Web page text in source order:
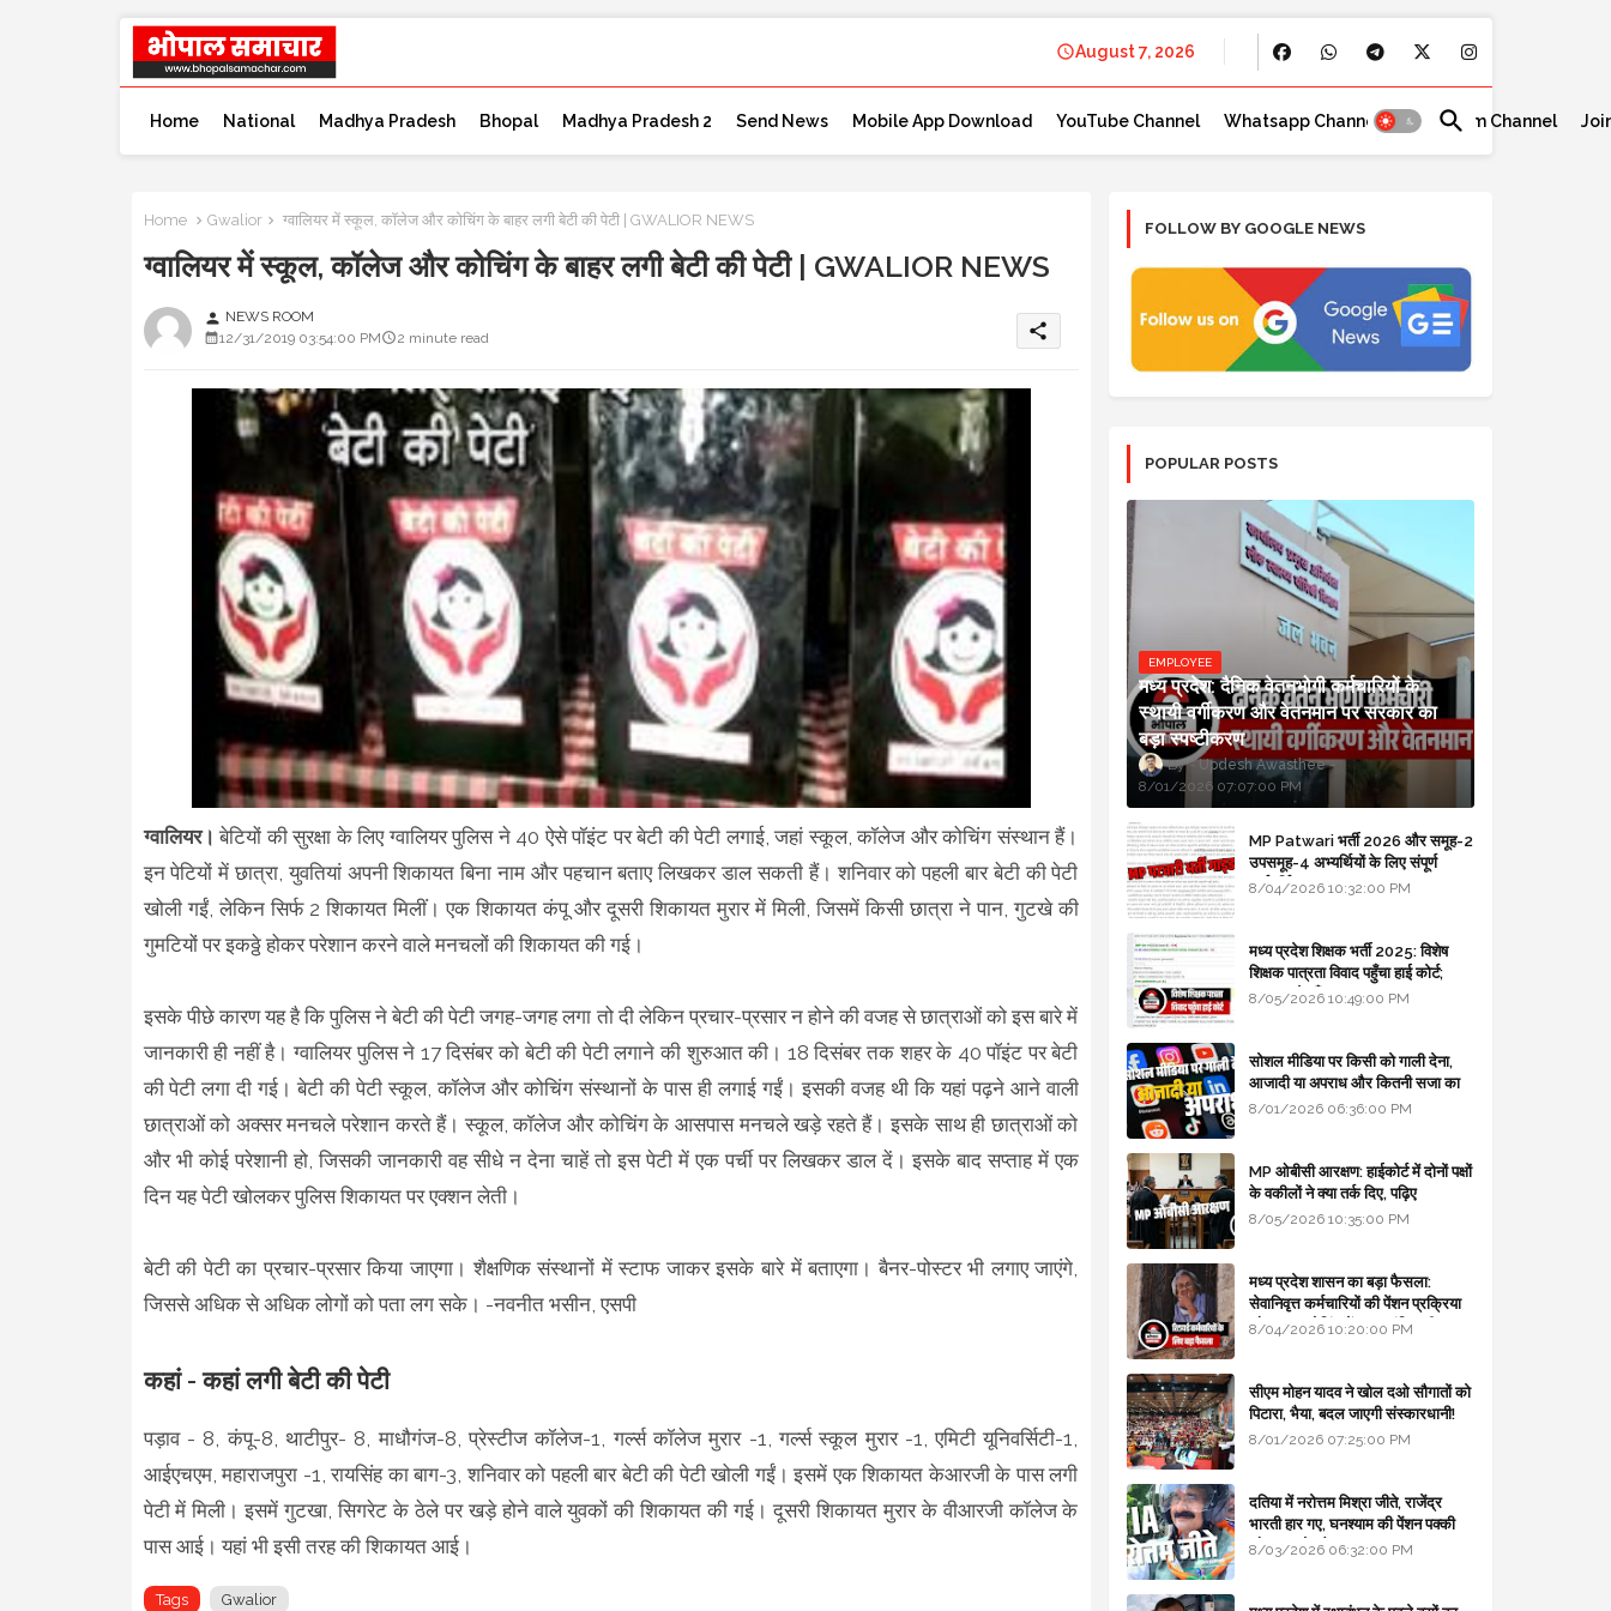
August 7, 2026
Home National Madhya Pradesh Bhopal Madhya Pradesh 2 Send News Mobile App Download YouTube Channel Whatsapp Channel Telegram Channel
Home Gwalior ग्वालियर में स्कूल, कॉलेज और कोचिंग के बाहर लगी बेटी की पेटी | GWALIOR NEWS
ग्वालियर में स्कूल, कॉलेज और कोचिंग के बाहर लगी बेटी की पेटी | GWALIOR NEWS
person NEWS ROOM
12/31/2019 03:54:00 PM
2 minute read share
ग्वालियर। बेटियों की सुरक्षा के लिए ग्वालियर पुलिस ने 40 ऐसे पॉइंट पर बेटी की पेटी लगाई, जहां स्कूल, कॉलेज और कोचिंग संस्थान हैं।
इन पेटियों में छात्रा, युवतियां अपनी शिकायत बिना नाम और पहचान बताए लिखकर डाल सकती हैं। शनिवार को पहली बार बेटी की पेटी
खोली गईं, लेकिन सिर्फ 2 शिकायत मिलीं। एक शिकायत कंपू और दूसरी शिकायत मुरार में मिली, जिसमें किसी छात्रा ने पान, गुटखे की
गुमटियों पर इकठ्ठे होकर परेशान करने वाले मनचलों की शिकायत की गई।
इसके पीछे कारण यह है कि पुलिस ने बेटी की पेटी जगह-जगह लगा तो दी लेकिन प्रचार-प्रसार न होने की वजह से छात्राओं को इस बारे में
जानकारी ही नहीं है। ग्वालियर पुलिस ने 17 दिसंबर को बेटी की पेटी लगाने की शुरुआत की। 18 दिसंबर तक शहर के 40 पॉइंट पर बेटी
की पेटी लगा दी गई। बेटी की पेटी स्कूल, कॉलेज और कोचिंग संस्थानों के पास ही लगाई गईं। इसकी वजह थी कि यहां पढ़ने आने वाली
छात्राओं को अक्सर मनचले परेशान करते हैं। स्कूल, कॉलेज और कोचिंग के आसपास मनचले खड़े रहते हैं। इसके साथ ही छात्राओं को
और भी कोई परेशानी हो, जिसकी जानकारी वह सीधे न देना चाहें तो इस पेटी में एक पर्ची पर लिखकर डाल दें। इसके बाद सप्ताह में एक
दिन यह पेटी खोलकर पुलिस शिकायत पर एक्शन लेती।
बेटी की पेटी का प्रचार-प्रसार किया जाएगा। शैक्षणिक संस्थानों में स्टाफ जाकर इसके बारे में बताएगा। बैनर-पोस्टर भी लगाए जाएंगे,
जिससे अधिक से अधिक लोगों को पता लग सके। -नवनीत भसीन, एसपी
कहां - कहां लगी बेटी की पेटी
पड़ाव - 8, कंपू-8, थाटीपुर- 8, माधौगंज-8, प्रेस्टीज कॉलेज-1, गर्ल्स कॉलेज मुरार -1, गर्ल्स स्कूल मुरार -1, एमिटी यूनिवर्सिटी-1,
आईएचएम, महाराजपुरा -1, रायसिंह का बाग-3, शनिवार को पहली बार बेटी की पेटी खोली गईं। इसमें एक शिकायत केआरजी के पास लगी
पेटी में मिली। इसमें गुटखा, सिगरेट के ठेले पर खड़े होने वाले युवकों की शिकायत की गई। दूसरी शिकायत मुरार के वीआरजी कॉलेज के
पास आई। यहां भी इसी तरह की शिकायत आई।
Tags Gwalior
FOLLOW BY GOOGLE NEWS
POPULAR POSTS
EMPLOYEE
मध्य प्रदेश: दैनिक वेतनभोगी कर्मचारियों के
स्थायी वर्गीकरण और वेतनमान पर सरकार का
बड़ा स्पष्टीकरण
Updesh Awasthee
8/01/2026 07:07:00 PM
MP Patwari भर्ती 2026 और समूह-2
उपसमूह-4 अभ्यर्थियों के लिए संपूर्ण
मार्गदर्शिका
8/04/2026 10:32:00 PM
मध्य प्रदेश शिक्षक भर्ती 2025: विशेष
शिक्षक पात्रता विवाद पहुँचा हाई कोर्ट;
सरकार से माँगा जवाब
8/05/2026 10:49:00 PM
सोशल मीडिया पर किसी को गाली देना,
आजादी या अपराध और कितनी सजा का
प्रावधान - free legal advice
8/01/2026 06:36:00 PM
MP ओबीसी आरक्षण: हाईकोर्ट में दोनों पक्षों
के वकीलों ने क्या तर्क दिए, पढ़िए
8/05/2026 10:35:00 PM
मध्य प्रदेश शासन का बड़ा फैसला:
सेवानिवृत्त कर्मचारियों की पेंशन प्रक्रिया
और बजट कोडिंग में हुए क्रांतिकारी
8/04/2026 10:20:00 PM
सीएम मोहन यादव ने खोल दओ सौगातों को
पिटारा, भैया, बदल जाएगी संस्कारधानी!
8/01/2026 07:25:00 PM
दतिया में नरोत्तम मिश्रा जीते, राजेंद्र
भारती हार गए, घनश्याम की पेंशन पक्की
और आशुतोष बैक टू...
8/03/2026 06:32:00 PM